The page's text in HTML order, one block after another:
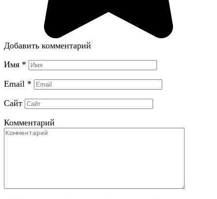
Добавить комментарий
Имя *
Email *
Сайт
Комментарий